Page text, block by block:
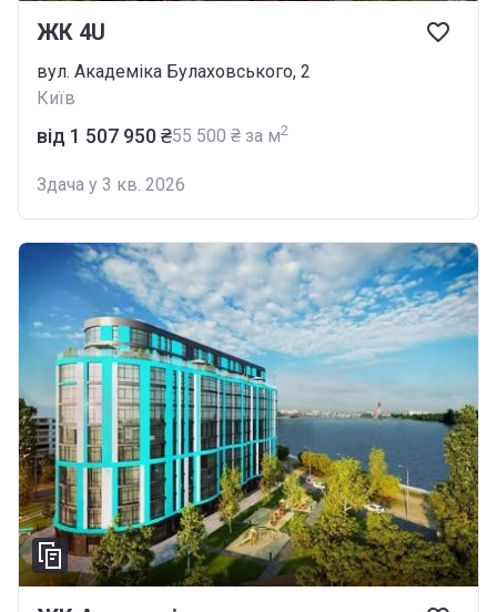
ЖК 4U
вул. Академіка Булаховського, 2
Київ
від ‍1 507 950 ₴‍55 500 ₴ за м2
Здача у 3 кв. 2026